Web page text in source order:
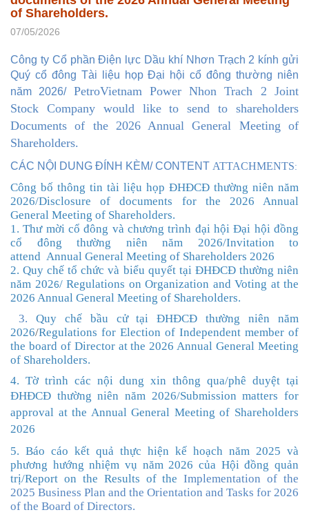
of Shareholders.
07/05/2026
Công ty Cổ phần Điện lực Dầu khí Nhơn Trạch 2 kính gửi
Quý cổ đông Tài liệu họp Đại hội cổ đông thường niên
năm 2026/ PetroVietnam Power Nhon Trach 2 Joint
Stock Companywould like to send to shareholders
Documents of the 2026 Annual General Meeting of
Shareholders.
CÁC NỘI DUNG ĐÍNH KÈM/ CONTENT ATTACHMENTS:
Công bố thông tin tài liệu họp ĐHĐCĐ thường niên năm
2026/Disclosure of documents for the 2026 Annual
General Meeting of Shareholders.
1. Thư mời cổ đông và chương trình đại hội Đại hội đồng
cổ đông thường niên năm 2026/Invitation to
attend Annual General Meeting of Shareholders 2026
2. Quy chế tổ chức và biểu quyết tại ĐHĐCĐ thường niên
năm 2026/ Regulations on Organization and Voting at the
2026 Annual General Meeting of Shareholders.
3. Quy chế bầu cửtại ĐHĐCĐ thường niên năm
2026/Regulations for Election of Independent member of
the board of Director at the 2026 Annual General Meeting
of Shareholders.
4. Tờ trình các nội dung xin thông qua/phê duyệt tại
ĐHĐCĐ thường niên năm 2026/Submission matters for
approval at the Annual General Meeting of Shareholders
2026
5. Báo cáo kết quả thực hiện kế hoạch năm 2025 và
phương hướng nhiệm vụ năm 2026 của Hội đồng quản
trị/Report on the Results of the Implementation of the
2025 Business Plan and the Orientation and Tasks for 2026
of the Board of Directors.